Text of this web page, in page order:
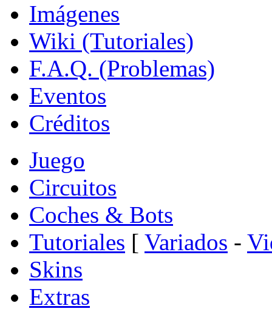
Imágenes
Wiki (Tutoriales)
F.A.Q. (Problemas)
Eventos
Créditos
Juego
Circuitos
Coches & Bots
Tutoriales [ Variados -
Skins
Extras